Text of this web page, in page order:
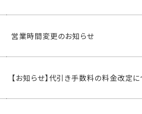
営業時間変更のお知らせ
【お知らせ】代引き手数料の料金改定に